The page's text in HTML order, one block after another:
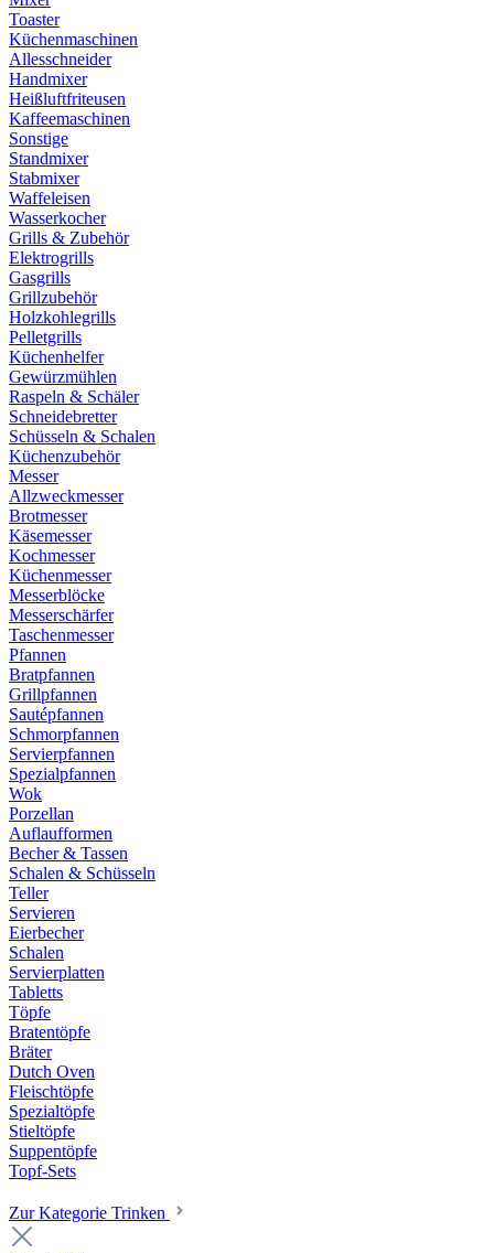
Toaster
Küchenmaschinen
Allesschneider
Handmixer
Heißluftfriteusen
Kaffeemaschinen
Sonstige
Standmixer
Stabmixer
Waffeleisen
Wasserkocher
Grills & Zubehör
Elektrogrills
Gasgrills
Grillzubehör
Holzkohlegrills
Pelletgrills
Küchenhelfer
Gewürzmühlen
Raspeln & Schäler
Schneidebretter
Schüsseln & Schalen
Küchenzubehör
Messer
Allzweckmesser
Brotmesser
Käsemesser
Kochmesser
Küchenmesser
Messerblöcke
Messerschärfer
Taschenmesser
Pfannen
Bratpfannen
Grillpfannen
Sautépfannen
Schmorpfannen
Servierpfannen
Spezialpfannen
Wok
Porzellan
Auflaufformen
Becher & Tassen
Schalen & Schüsseln
Teller
Servieren
Eierbecher
Schalen
Servierplatten
Tabletts
Töpfe
Bratentöpfe
Bräter
Dutch Oven
Fleischtöpfe
Spezialtöpfe
Stieltöpfe
Suppentöpfe
Topf-Sets
Zur Kategorie Trinken